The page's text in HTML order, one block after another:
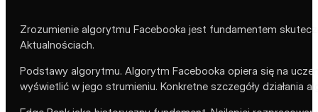
Zrozumienie algorytmu Facebooka jest fundamentem
Aktualnościach.
Podstawy algorytmu. Algorytm Facebooka opiera się na
wyświetlić w jego strumieniu. Konkretne szczegóły